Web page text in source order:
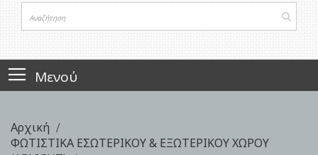
Μενού
Αρχική
ΦΩΤΙΣΤΙΚΑ ΕΣΩΤΕΡΙΚΟΥ & ΕΞΩΤΕΡΙΚΟΥ ΧΩΡΟΥ